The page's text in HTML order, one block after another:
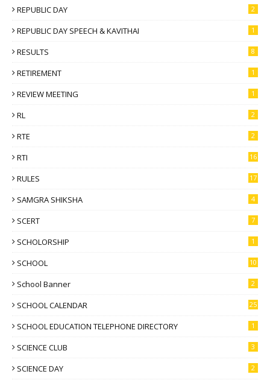
REPUBLIC DAY 2
REPUBLIC DAY SPEECH & KAVITHAI 1
RESULTS 8
RETIREMENT 1
REVIEW MEETING 1
RL 2
RTE 2
RTI 16
RULES 17
SAMGRA SHIKSHA 4
SCERT 7
SCHOLORSHIP 1
SCHOOL 10
School Banner 2
SCHOOL CALENDAR 25
SCHOOL EDUCATION TELEPHONE DIRECTORY 1
SCIENCE CLUB 3
SCIENCE DAY 2